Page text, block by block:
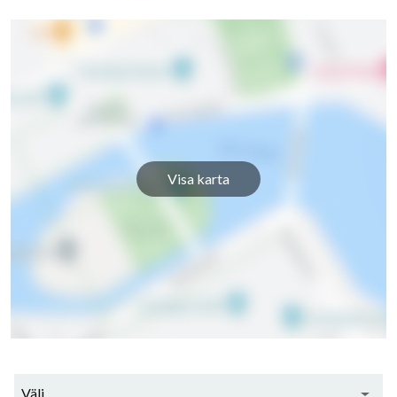
32
Visa karta
Välj